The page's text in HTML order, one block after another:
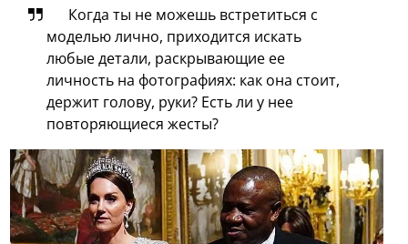
Когда ты не можешь встретиться с
моделью лично, приходится искать
любые детали, раскрывающие ее
личность на фотографиях: как она стоит,
держит голову, руки? Есть ли у нее
повторяющиеся жесты?